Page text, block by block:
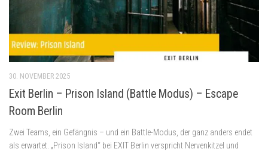
30. NOVEMBER 2025
Exit Berlin – Prison Island (Battle Modus) – Escape
Room Berlin
Zwei Teams, ein Gefängnis – und ein Battle-Modus, der ganz anders endet
als erwartet. „Prison Island“ bei EXIT Berlin verspricht Nervenkitzel und